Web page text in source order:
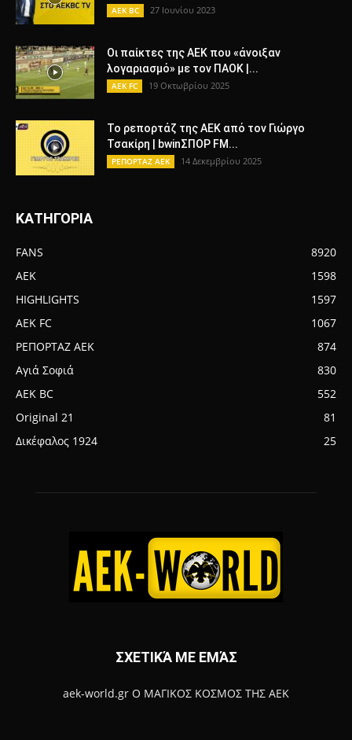
AEK BC 27 Ιουνίου 2023
Οι παίκτες της ΑΕΚ που «άνοιξαν
λογαριασμό» με τον ΠΑΟΚ |...
AEK FC 19 Οκτωβρίου 2025
To ρεπορτάζ της ΑΕΚ από τον Γιώργο
Τσακίρη | bwinΣΠΟΡ FM...
ΡΕΠΟΡΤΑΖ ΑΕΚ 14 Δεκεμβρίου 2025
ΚΑΤΗΓΟΡΙΑ
FANS
8920
AEK
1598
HIGHLIGHTS
1597
AEK FC
1067
ΡΕΠΟΡΤΑΖ ΑΕΚ
874
Αγιά Σοφιά
830
AEK BC
552
Original 21
81
Δικέφαλος 1924
25
ΣΧΕΤΙΚΆ ΜΕ ΕΜΆΣ
aek-world.gr Ο ΜΑΓΙΚΟΣ ΚΟΣΜΟΣ ΤΗΣ ΑΕΚ